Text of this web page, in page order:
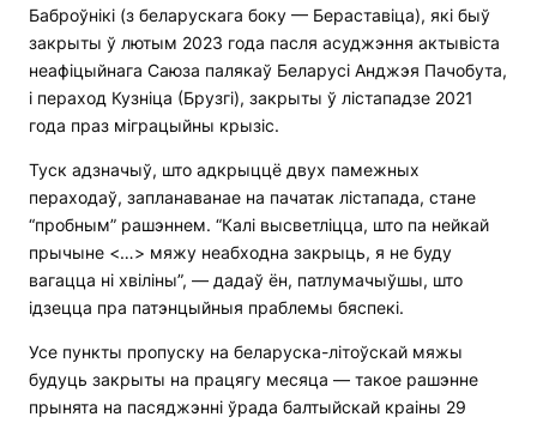
Баброўнікі (з беларускага боку — Бераставіца), які быў
закрыты ў лютым 2023 года пасля асуджэння актывіста
неафіцыйнага Саюза палякаў Беларусі Анджэя Пачобута,
і пераход Кузніца (Брузгі), закрыты ў лістападзе 2021
года праз міграцыйны крызіс.
Туск адзначыў, што адкрыццё двух памежных
пераходаў, запланаванае на пачатак лістапада, стане
“пробным” рашэннем. “Калі высветліцца, што па нейкай
прычыне <…> мяжу неабходна закрыць, я не буду
вагацца ні хвіліны”, — дадаў ён, патлумачыўшы, што
ідзецца пра патэнцыйныя праблемы бяспекі.
Усе пункты пропуску на беларуска-літоўскай мяжы
будуць закрыты на працягу месяца — такое рашэнне
прынята на пасяджэнні ўрада балтыйскай краіны 29